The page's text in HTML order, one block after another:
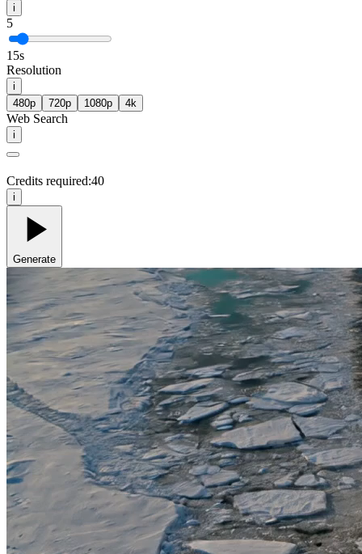
i
5
15s
Resolution
i
480p
720p 1080p 4k
Web Search
i
Credits required:40
i
Generate